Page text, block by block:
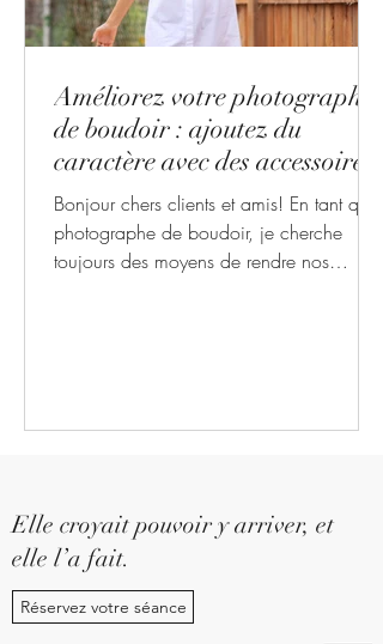
Améliorez votre photographie
de boudoir : ajoutez du
caractère avec des accessoires
Bonjour chers clients et amis! En tant que
photographe de boudoir, je cherche
toujours des moyens de rendre nos
Elle croyait pouvoir y arriver, et
elle l’a fait.
Réservez votre séance